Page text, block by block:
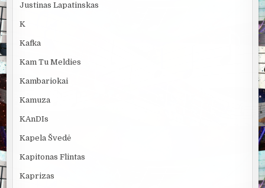
Justinas Lapatinskas
K
Kafka
Kam Tu Meldies
Kambariokai
Kamuza
KAnDIs
Kapela Švedė
Kapitonas Flintas
Kaprizas